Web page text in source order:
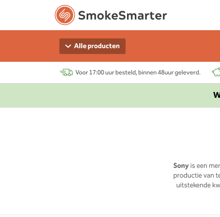
Alle producten
Voor 17:00 uur besteld, binnen 48uur geleverd.
Sonyis een
productie van
uitstekende